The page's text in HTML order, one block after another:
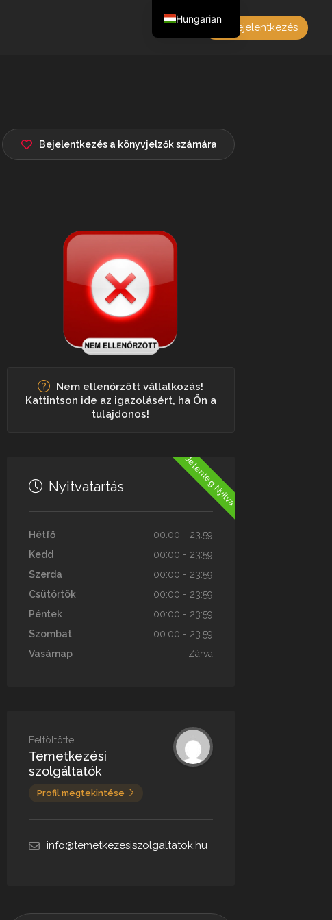
Bejelentkezés
Bejelentkezés a könyvjelzők számára
Nem ellenőrzött vállalkozás!
Kattintson ide az igazolásért, ha Ön a
tulajdonos!
Jelenleg Nyitva
Nyitvatartás
Hétfő
00:00 - 23:59
Kedd
00:00 - 23:59
Szerda
00:00 - 23:59
Csütörtök
00:00 - 23:59
Péntek
00:00 - 23:59
Szombat
00:00 - 23:59
Vasárnap
Zárva
Feltöltötte
Temetkezési
szolgáltatók
Profil megtekintése
info@temetkezesiszolgaltatok.hu
Hungarian
English
French